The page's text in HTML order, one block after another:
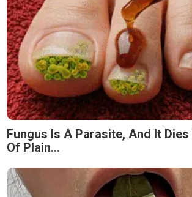
Fungus Is A Parasite, And It
Of Plain...